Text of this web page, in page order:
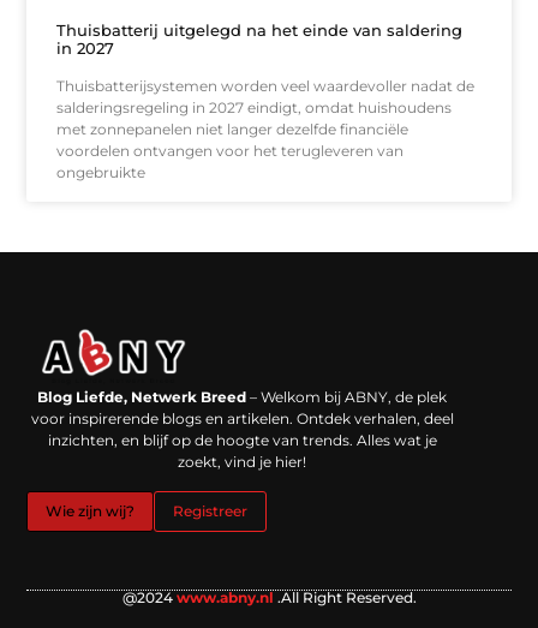
Thuisbatterij uitgelegd na het einde van saldering
in 2027
Thuisbatterijsystemen worden veel waardevoller nadat de
salderingsregeling in 2027 eindigt, omdat huishoudens
met zonnepanelen niet langer dezelfde financiële
voordelen ontvangen voor het terugleveren van
ongebruikte
Blog Liefde, Netwerk Breed – Welkom bij ABNY, de plek
voor inspirerende blogs en artikelen. Ontdek verhalen, deel
inzichten, en blijf op de hoogte van trends. Alles wat je
zoekt, vind je hier!
Wie zijn wij? Registreer
@2024 www.abny.nl .All Right Reserved.